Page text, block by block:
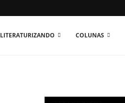
LITERATURIZANDO COLUNAS